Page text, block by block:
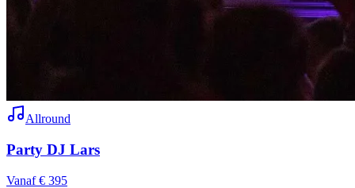
Allround
Party DJ Lars
Vanaf € 395